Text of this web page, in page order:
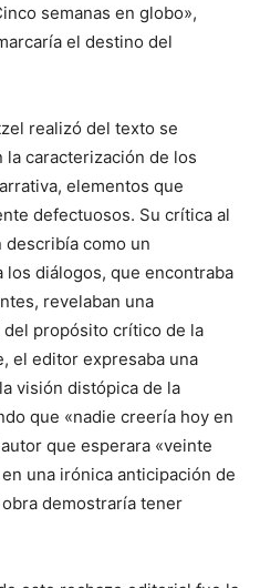
semanas en globo»,
el destino del
realizó del texto se
caracterización de los
elementos que
defectuosos. Su crítica al
describía como un
los diálogos, que encontraba
revelaban una
propósito crítico de la
el editor expresaba una
visión distópica de la
que «nadie creería hoy en
que esperara «veinte
una irónica anticipación de
demostraría tener